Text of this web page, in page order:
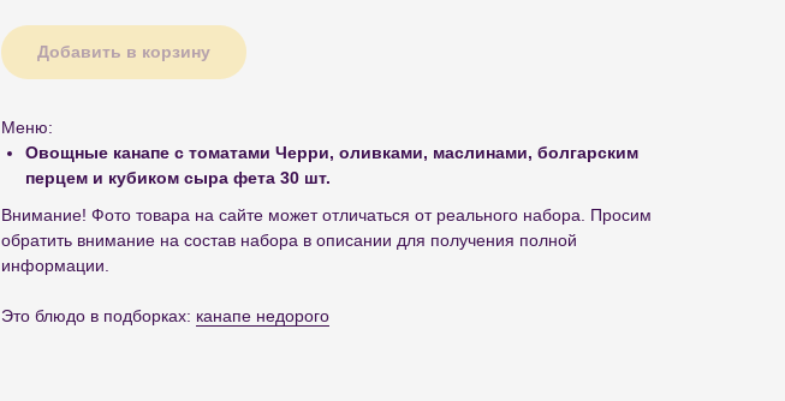
Добавить в корзину
Меню:
Овощные канапе с томатами Черри, оливками, маслинами, болгарским
перцем и кубиком сыра фета 30 шт.
Внимание! Фото товара на сайте может отличаться от реального набора. Просим
обратить внимание на состав набора в описании для получения полной
информации.
Это блюдо в подборках: канапе недорого